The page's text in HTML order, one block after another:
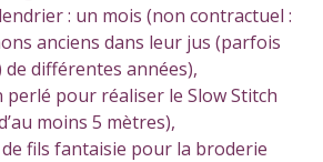
: un mois (non contractuel :
anciens dans leur jus (parfois
de différentes années),
pour réaliser le Slow Stitch
moins 5 mètres),
fils fantaisie pour la broderie